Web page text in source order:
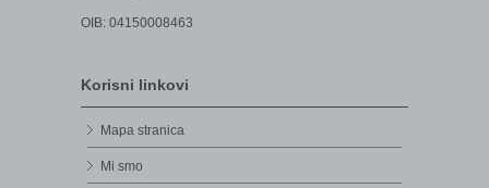
OIB: 04150008463
Korisni linkovi
Mapa stranica
Mi smo